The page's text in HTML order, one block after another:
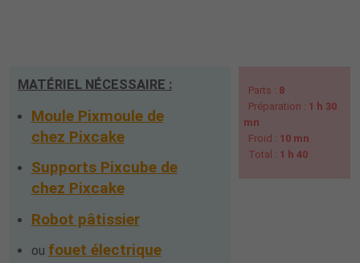
MATÉRIEL NÉCESSAIRE :
Moule Pixmoule de
chez Pixcake
Supports Pixcube de
chez Pixcake
Robot pâtissier
ou fouet électrique
Parts : 8
Préparation : 1 h 30
mn
Froid : 10 mn
Total : 1 h 40